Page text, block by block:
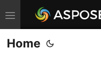
S
k
i
Home